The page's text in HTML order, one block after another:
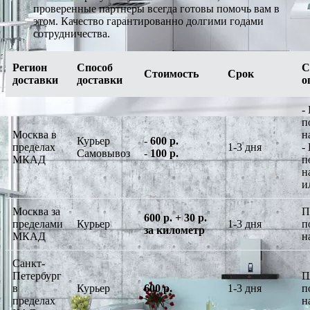
проверенные партнеры всегда готовы помочь вам в
этом. Качество гарантированно долгими годами
сотрудничества.
Регион
доставки
Способ
доставки
Стоимость Срок
Москва в
пределах
МКАД
Курьер
Самовывоз
-600 р.
-100 р.
1-3 дня
-
-
Москва за
пределами
МКАД
Курьер
600 р. + 30 р.
за километр
1-3 дня
Санкт-
Петербург
в
пределах
Курьер 600 р. 1-3 дня